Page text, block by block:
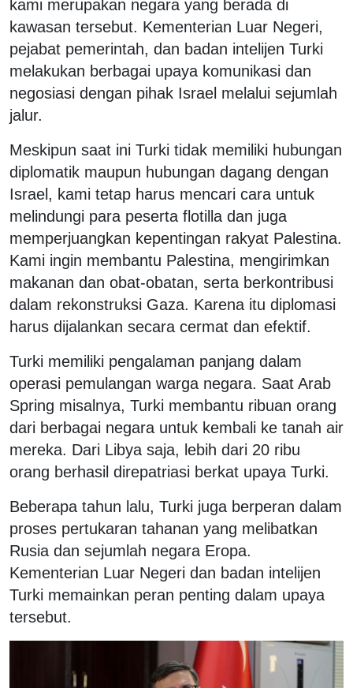
kami merupakan negara yang berada di
kawasan tersebut. Kementerian Luar Negeri,
pejabat pemerintah, dan badan intelijen Turki
melakukan berbagai upaya komunikasi dan
negosiasi dengan pihak Israel melalui sejumlah
jalur.
Meskipun saat ini Turki tidak memiliki hubungan
diplomatik maupun hubungan dagang dengan
Israel, kami tetap harus mencari cara untuk
melindungi para peserta flotilla dan juga
memperjuangkan kepentingan rakyat Palestina.
Kami ingin membantu Palestina, mengirimkan
makanan dan obat-obatan, serta berkontribusi
dalam rekonstruksi Gaza. Karena itu diplomasi
harus dijalankan secara cermat dan efektif.
Turki memiliki pengalaman panjang dalam
operasi pemulangan warga negara. Saat Arab
Spring misalnya, Turki membantu ribuan orang
dari berbagai negara untuk kembali ke tanah air
mereka. Dari Libya saja, lebih dari 20 ribu
orang berhasil direpatriasi berkat upaya Turki.
Beberapa tahun lalu, Turki juga berperan dalam
proses pertukaran tahanan yang melibatkan
Rusia dan sejumlah negara Eropa.
Kementerian Luar Negeri dan badan intelijen
Turki memainkan peran penting dalam upaya
tersebut.